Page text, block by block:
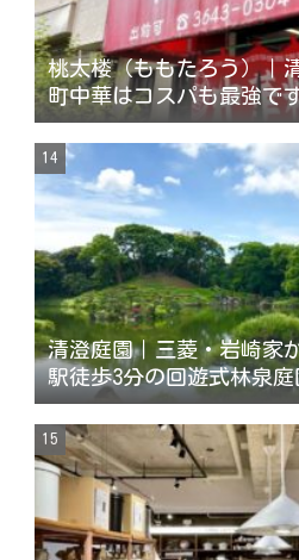
桃太楼（ももたろう）｜
町中華はコスパも最強で
清澄庭園｜三菱・岩崎家
駅徒歩3分の回遊式林泉